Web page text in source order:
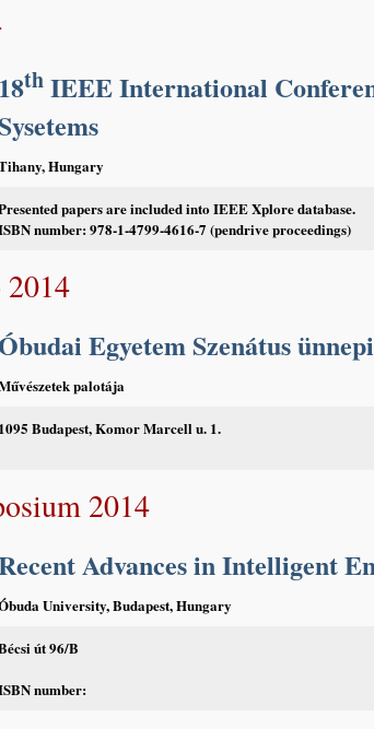
18th IEEE International
Hungary
papers are included into IEEE Xplore database.
number: 978-1-4799-4616-7 (pendrive proceedings)
Egyetem Szenátus
palotája
1095 Budapest, Komor Marcell u. 1.
2014
Advances in Intelligent
University, Budapest, Hungary
út 96/B
number: